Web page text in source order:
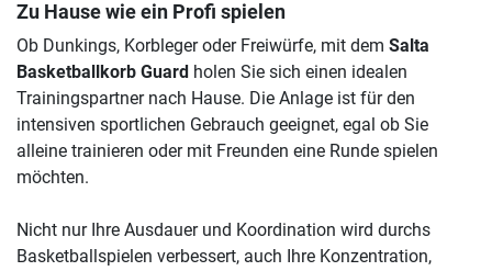
Zu Hause wie ein Profi spielen
Ob Dunkings, Korbleger oder Freiwürfe, mit dem Salta
Basketballkorb Guard holen Sie sich einen idealen
Trainingspartner nach Hause. Die Anlage ist für den
intensiven sportlichen Gebrauch geeignet, egal ob Sie
alleine trainieren oder mit Freunden eine Runde spielen
möchten.
Nicht nur Ihre Ausdauer und Koordination wird durchs
Basketballspielen verbessert, auch Ihre Konzentration,